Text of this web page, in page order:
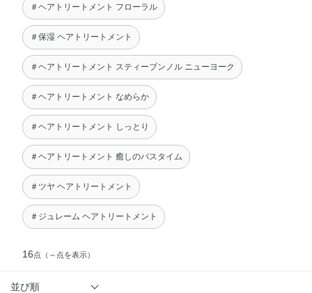
＃ヘアトリートメント フローラル
＃保湿 ヘアトリートメント
＃ヘアトリートメント スティーブンノル ニューヨーク
＃ヘアトリートメント なめらか
＃ヘアトリートメント しっとり
＃ヘアトリートメント 癒しのバスタイム
＃ツヤ ヘアトリートメント
＃ジュレーム ヘアトリートメント
16点 （～点を表示）
並び順